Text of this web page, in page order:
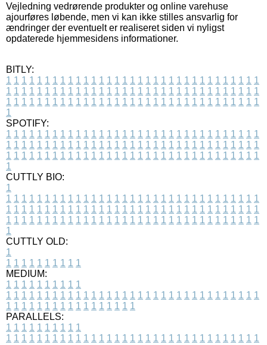
Vejledning vedrørende produkter og online varehuse
ajourføres løbende, men vi kan ikke stilles ansvarlig for
ændringer der eventuelt er realiseret siden vi nyligst
opdaterede hjemmesidens informationer.
BITLY:
1 1 1 1 1 1 1 1 1 1 1 1 1 1 1 1 1 1 1 1 1 1 1 1 1 1 1 1 1 1 1 1 1
1 1 1 1 1 1 1 1 1 1 1 1 1 1 1 1 1 1 1 1 1 1 1 1 1 1 1 1 1 1 1 1 1
1 1 1 1 1 1 1 1 1 1 1 1 1 1 1 1 1 1 1 1 1 1 1 1 1 1 1 1 1 1 1 1 1
1
SPOTIFY:
1 1 1 1 1 1 1 1 1 1 1 1 1 1 1 1 1 1 1 1 1 1 1 1 1 1 1 1 1 1 1 1 1
1 1 1 1 1 1 1 1 1 1 1 1 1 1 1 1 1 1 1 1 1 1 1 1 1 1 1 1 1 1 1 1 1
1 1 1 1 1 1 1 1 1 1 1 1 1 1 1 1 1 1 1 1 1 1 1 1 1 1 1 1 1 1 1 1 1
1
CUTTLY BIO:
1
1 1 1 1 1 1 1 1 1 1 1 1 1 1 1 1 1 1 1 1 1 1 1 1 1 1 1 1 1 1 1 1 1
1 1 1 1 1 1 1 1 1 1 1 1 1 1 1 1 1 1 1 1 1 1 1 1 1 1 1 1 1 1 1 1 1
1 1 1 1 1 1 1 1 1 1 1 1 1 1 1 1 1 1 1 1 1 1 1 1 1 1 1 1 1 1 1 1 1
1
CUTTLY OLD:
1
1 1 1 1 1 1 1 1 1 1
MEDIUM:
1 1 1 1 1 1 1 1 1 1
1 1 1 1 1 1 1 1 1 1 1 1 1 1 1 1 1 1 1 1 1 1 1 1 1 1 1 1 1 1 1 1 1
1 1 1 1 1 1 1 1 1 1 1 1 1 1 1 1 1
PARALLELS:
1 1 1 1 1 1 1 1 1 1
1 1 1 1 1 1 1 1 1 1 1 1 1 1 1 1 1 1 1 1 1 1 1 1 1 1 1 1 1 1 1 1 1